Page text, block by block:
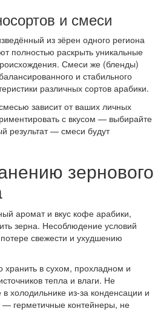
и смеси
из зёрен одного региона
полностью раскрыть уникальные
Смеси же (бленды)
и стабильного
различных сортов арабики.
зависит от ваших личных
с вкусом — выбирайте
результат — смеси будут
зернового
аромат и вкус кофе арабики,
зерна. Несоблюдение условий
свежести и ухудшению
в сухом, прохладном и
тепла и влаги. Не
холодильнике из-за конденсации и
герметичные контейнеры, не